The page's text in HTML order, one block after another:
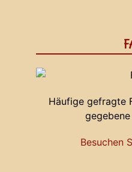
Häufige gefragte
Besuchen